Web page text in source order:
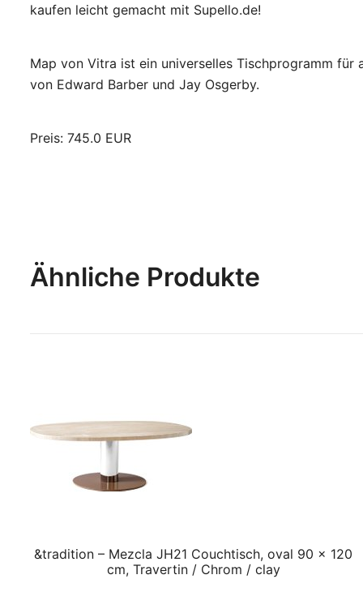
kaufen leicht gemacht mit Supello.de!
Map von Vitra ist ein universelles Tischprogramm
von Edward Barber und Jay Osgerby.
Preis: 745.0 EUR
Ähnliche Produkte
&tradition – Mezcla JH21 Couchtisch, oval 90 x 120
cm, Travertin / Chrom / clay